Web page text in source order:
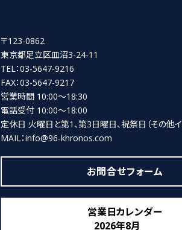
〒123-0862
東京都足立区皿沼3-24-11
TEL：03-5647-9216
FAX：03-5647-9217
営業時間 10:00～18:30
電話受付 10:00～18:00
定休日 火曜日と第1、第3日曜日、祝祭日 （その他
MAIL：info@96-khronos.com
お問合せフォーム
営業日カレンダー
2026年8月